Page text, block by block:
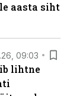
aasta siht
09:03
lihtne